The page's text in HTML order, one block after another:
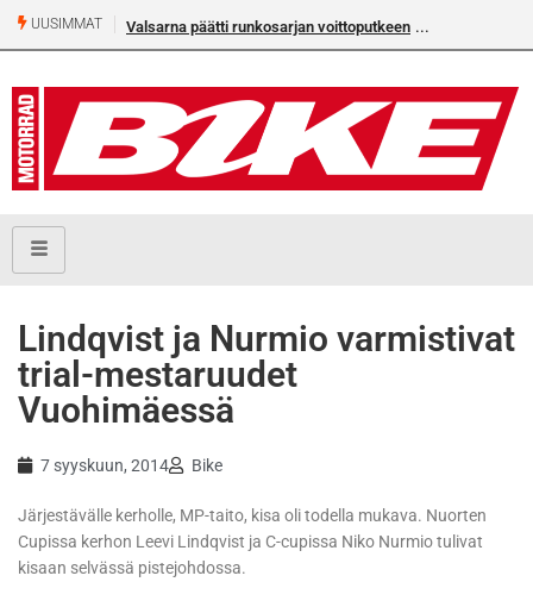
UUSIMMAT Valsarna päätti runkosarjan voittoputkeen
Lindqvist ja Nurmio varmistivat
trial-mestaruudet
Vuohimäessä
7 syyskuun, 2014 Bike
Järjestävälle kerholle, MP-taito, kisa oli todella mukava. Nuorten
Cupissa kerhon Leevi Lindqvist ja C-cupissa Niko Nurmio tulivat
kisaan selvässä pistejohdossa.